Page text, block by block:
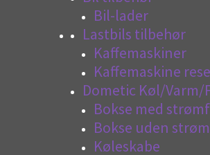
Bil-lader
Lastbils tilbehør
Kaffemaskiner
Kaffemaskine
Dometic Køl/Varm/
Bokse med
Bokse uden
Køleskabe